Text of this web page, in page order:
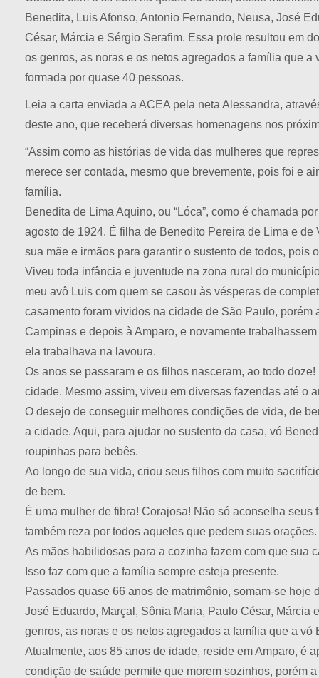
Benedita, Luis Afonso, Antonio Fernando, Neusa, José
César, Márcia e Sérgio Serafim. Essa prole resultou em
os genros, as noras e os netos agregados a família que a
formada por quase 40 pessoas.
Leia a carta enviada a ACEA pela neta Alessandra,
deste ano, que receberá diversas homenagens nos
“Assim como as histórias de vida das mulheres que
merece ser contada, mesmo que brevemente, pois foi e
família.
Benedita de Lima Aquino, ou “Lóca”, como é chamada
agosto de 1924. É filha de Benedito Pereira de Lima e
sua mãe e irmãos para garantir o sustento de todos, pois
Viveu toda infância e juventude na zona rural do
meu avô Luis com quem se casou às vésperas de
casamento foram vividos na cidade de São Paulo,
Campinas e depois à Amparo, e novamente
ela trabalhava na lavoura.
Os anos se passaram e os filhos nasceram, ao todo
cidade. Mesmo assim, viveu em diversas fazendas até o
O desejo de conseguir melhores condições de vida, de
a cidade. Aqui, para ajudar no sustento da casa, vó
roupinhas para bebês.
Ao longo de sua vida, criou seus filhos com muito
de bem.
É uma mulher de fibra! Corajosa! Não só aconselha
também reza por todos aqueles que pedem suas orações.
As mãos habilidosas para a cozinha fazem com que sua
Isso faz com que a família sempre esteja presente.
Passados quase 66 anos de matrimônio, somam-se
José Eduardo, Marçal, Sônia Maria, Paulo César, Márcia
genros, as noras e os netos agregados a família que a
Atualmente, aos 85 anos de idade, reside em Amparo, é
condição de saúde permite que morem sozinhos, porém